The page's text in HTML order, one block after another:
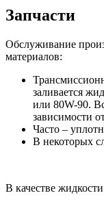
Запчасти
Обслуживание
материалов:
заливается
или 80W-90.
зависимости
Часто –
В некоторых
В качестве